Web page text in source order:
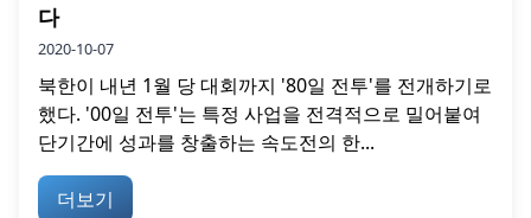
다
2020-10-07
북한이 내년 1월 당 대회까지 '80일 전투'를 전개하기로
했다. '00일 전투'는 특정 사업을 전격적으로 밀어붙여
단기간에 성과를 창출하는 속도전의 한...
더보기